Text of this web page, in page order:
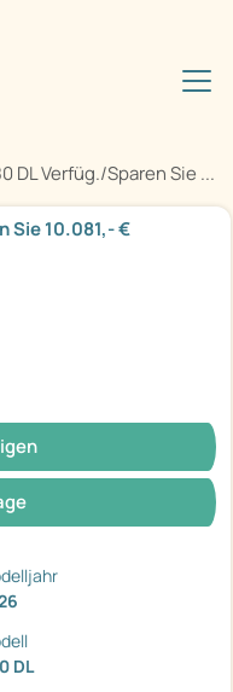
DL Verfüg./Sparen Sie ...
Sie 10.081,- €
DL